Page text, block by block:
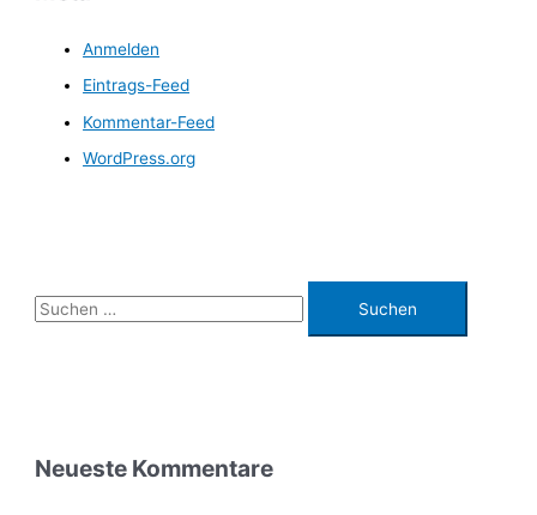
Anmelden
Eintrags-Feed
Kommentar-Feed
WordPress.org
S
u
nNeueste Kommentare